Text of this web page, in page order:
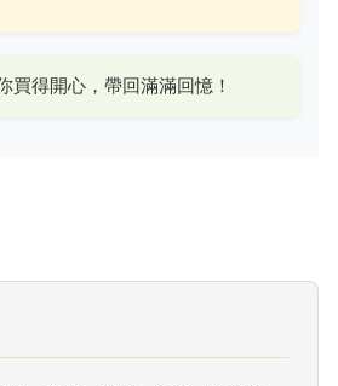
買得開心，帶回滿滿回憶！